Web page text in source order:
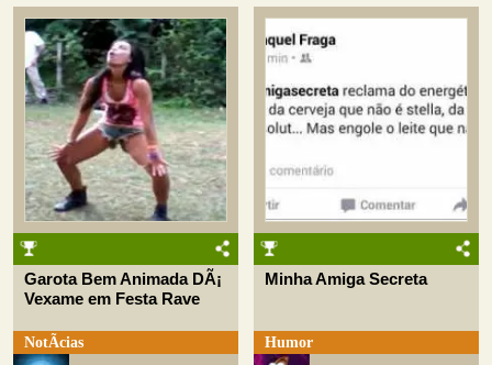
Garota Bem Animada DÃ¡
Vexame em Festa Rave
NotÃ­cias
Minha Amiga Secreta
Humor